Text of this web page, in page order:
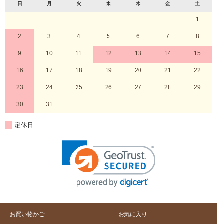
日 月 火 水 木 金 土
1
2 3 4 5 6 7 8
9 10 11 12 13 14 15
16 17 18 19 20 21 22
23 24 25 26 27 28 29
30 31
定休日
お買い物かご お気に入り